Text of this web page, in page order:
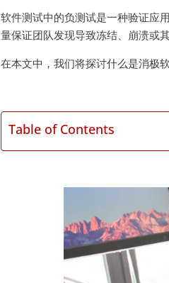
软件测试中的负测试是一种验证应
量保证团队发现导致冻结、崩溃或
在本文中，我们将探讨什么是消极
Table of Contents